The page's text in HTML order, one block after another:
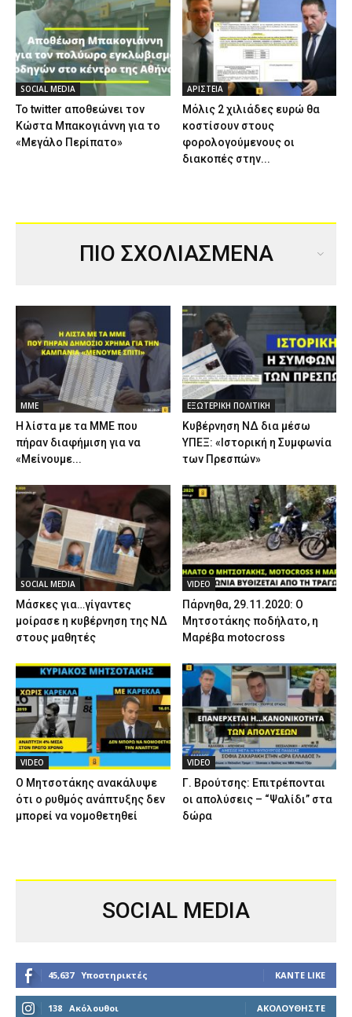
SOCIAL MEDIA
Το twitter αποθεώνει τον
Κώστα Μπακογιάννη για το
«Μεγάλο Περίπατο»
ΑΡΙΣΤΕΙΑ
Μόλις 2 χιλιάδες ευρώ θα
κοστίσουν στους
φορολογούμενους οι
διακοπές στην...
ΠΙΟ ΣΧΟΛΙΑΣΜΕΝΑ
ΜΜΕ
Η λίστα με τα ΜΜΕ που
πήραν διαφήμιση για να
«Μείνουμε...
ΕΞΩΤΕΡΙΚΗ ΠΟΛΙΤΙΚΗ
Κυβέρνηση ΝΔ δια μέσω
ΥΠΕΞ: «Ιστορική η Συμφωνία
των Πρεσπών»
SOCIAL MEDIA
Μάσκες για…γίγαντες
μοίρασε η κυβέρνηση της ΝΔ
στους μαθητές
VIDEO
Πάρνηθα, 29.11.2020: Ο
Μητσοτάκης ποδήλατο, η
Μαρέβα motocross
VIDEO
Ο Μητσοτάκης ανακάλυψε
ότι ο ρυθμός ανάπτυξης δεν
μπορεί να νομοθετηθεί
VIDEO
Γ. Βρούτσης: Επιτρέπονται
οι απολύσεις – “Ψαλίδι” στα
δώρα
SOCIAL MEDIA
45,637 Υποστηρικτές ΚΆΝΤΕ LIKE
138 Ακόλουθοι ΑΚΟΛΟΥΘΉΣΤΕ